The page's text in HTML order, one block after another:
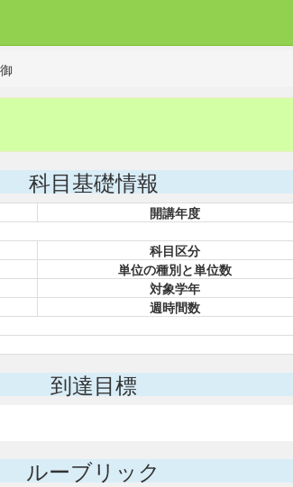
科目基礎情報
開講年度
科目区分
単位の種別と単位数
対象学年
週時間数
到達目標
ルーブリック